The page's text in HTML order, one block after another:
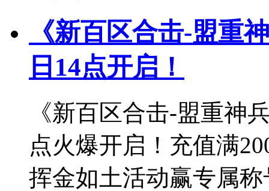
《新百区合击-盟重
日14点开启！
《新百区合击-盟重神
点火爆开启！充值满
挥金如土活动赢专属